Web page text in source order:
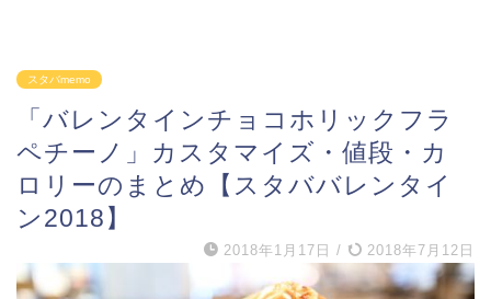
スタバmemo
「バレンタインチョコホリックフラ
ペチーノ」カスタマイズ・値段・カ
ロリーのまとめ【スタババレンタイ
ン2018】
2018年1月17日 / 2018年7月12日